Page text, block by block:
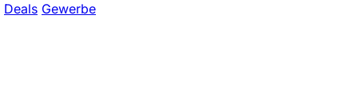
Deals Gewerbe